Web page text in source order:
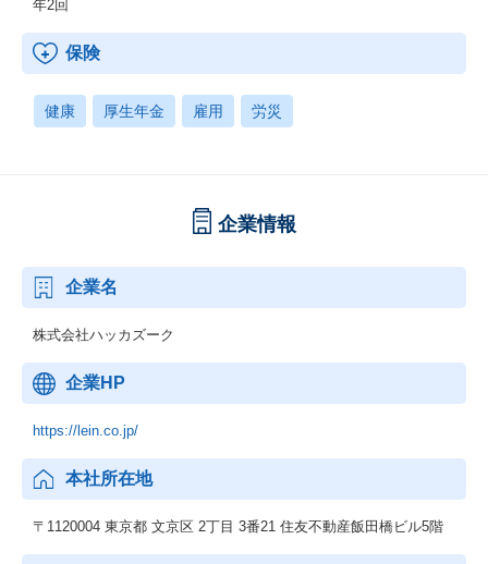
年2回
保険
健康 厚生年金 雇用 労災
企業情報
企業名
株式会社ハッカズーク
企業HP
https://lein.co.jp/
本社所在地
〒1120004 東京都 文京区 2丁目 3番21 住友不動産飯田橋ビル5階